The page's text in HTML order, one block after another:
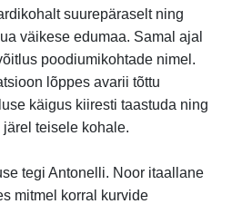
suurepäraselt ning
väikese edumaa. Samal ajal
poodiumikohtade nimel.
lõppes avarii tõttu
käigus kiiresti taastuda ning
teisele kohale.
tegi Antonelli. Noor itaallane
mitmel korral kurvide